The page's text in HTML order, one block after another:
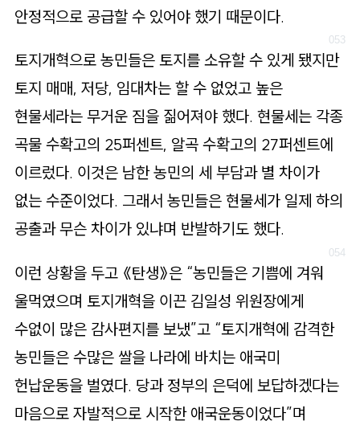
안정적으로 공급할 수 있어야 했기 때문이다.
토지개혁으로 농민들은 토지를 소유할 수 있게 됐지만
토지 매매, 저당, 임대차는 할 수 없었고 높은
현물세라는 무거운 짐을 짊어져야 했다. 현물세는 각종
곡물 수확고의 25퍼센트, 알곡 수확고의 27퍼센트에
이르렀다. 이것은 남한 농민의 세 부담과 별 차이가
없는 수준이었다. 그래서 농민들은 현물세가 일제 하의
공출과 무슨 차이가 있냐며 반발하기도 했다.
이런 상황을 두고 《탄생》은 “농민들은 기쁨에 겨워
울먹였으며 토지개혁을 이끈 김일성 위원장에게
수없이 많은 감사편지를 보냈”고 “토지개혁에 감격한
농민들은 수많은 쌀을 나라에 바치는 애국미
헌납운동을 벌였다. 당과 정부의 은덕에 보답하겠다는
마음으로 자발적으로 시작한 애국운동이었다”며